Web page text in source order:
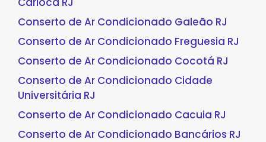
Conserto de Ar Condicionado Galeão RJ
Conserto de Ar Condicionado Freguesia RJ
Conserto de Ar Condicionado Cocotá RJ
Conserto de Ar Condicionado Cidade
Universitária RJ
Conserto de Ar Condicionado Cacuia RJ
Conserto de Ar Condicionado Bancários RJ